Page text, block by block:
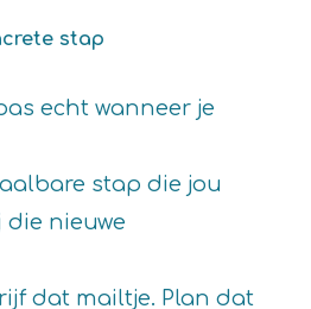
stap
echt wanneer je
stap die jou
nieuwe
dat mailtje. Plan dat